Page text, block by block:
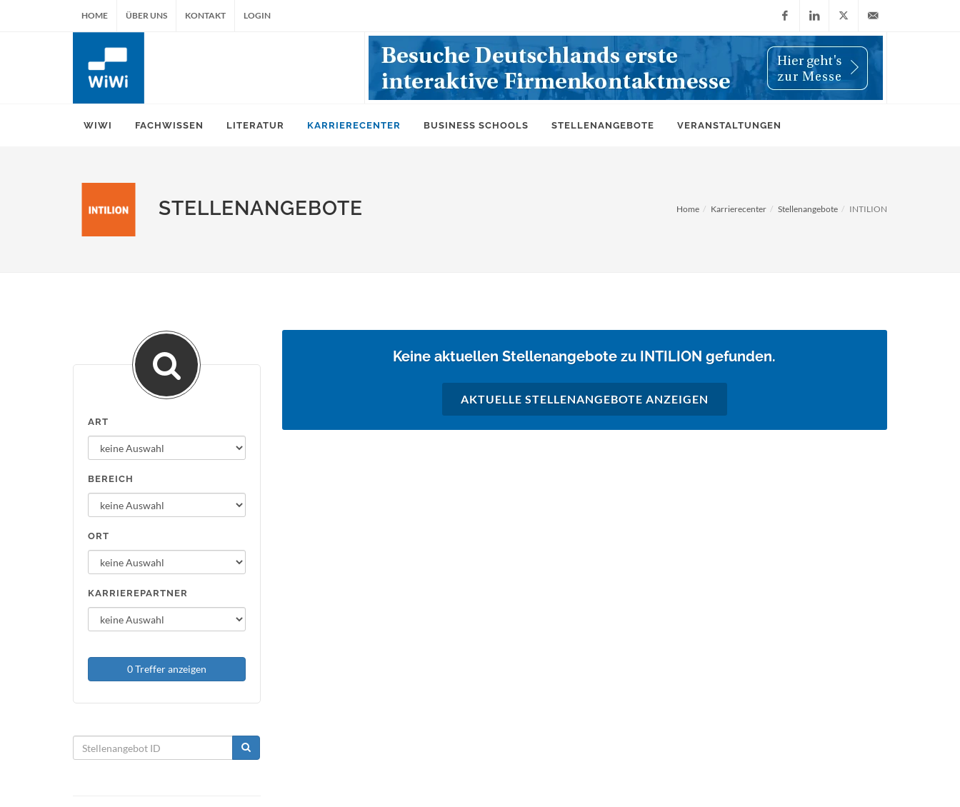
HOME ÜBER UNS KONTAKT LOGIN
FacebookLinkedIn
X
(Twitter)
info@wiwi-
WIWI FACHWISSEN LITERATUR KARRIERECENTER BUSINESS SCHOOLS STELLENANGEBOTE VERANSTALTUNGEN
STELLENANGEBOTE Home Karrierecenter Stellenangebote INTILION
ART
BEREICH
ORT
KARRIEREPARTNER
0 Treffer anzeigen
Keine aktuellen Stellenangebote zu INTILION gefunden.
AKTUELLE STELLENANGEBOTE ANZEIGEN